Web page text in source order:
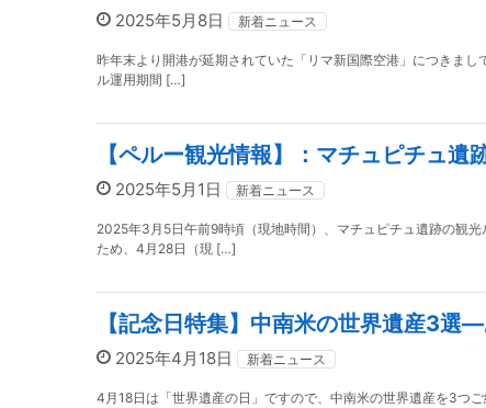
2025年5月8日 新着ニュース
昨年末より開港が延期されていた「リマ新国際空港」につきま
ル運用期間 […]
【ペルー観光情報】：マチュピチュ
2025年5月1日 新着ニュース
2025年3月5日午前9時頃（現地時間）、マチュピチュ遺跡の観
ため、4月28日（現 […]
【記念日特集】中南米の世界遺産3選
2025年4月18日 新着ニュース
4月18日は「世界遺産の日」ですので、中南米の世界遺産を3つ